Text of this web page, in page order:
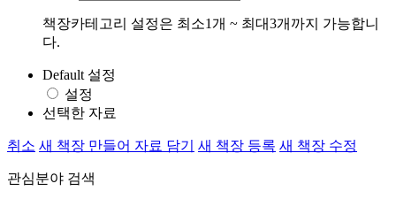
책장카테고리 설정은 최소1개 ~ 최대3개까지 가능합니
다.
Default 설정
설정
선택한 자료
취소 새 책장 만들어 자료 담기 새 책장 등록 새 책장 수정
관심분야 검색